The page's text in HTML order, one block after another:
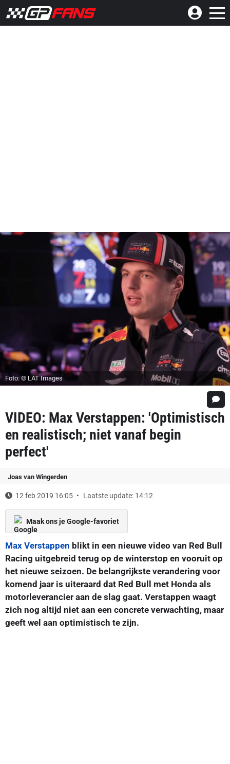
Foto: © LAT Images
VIDEO: Max Verstappen: 'Optimistisch
en realistisch; niet vanaf begin
perfect'
Joas van Wingerden
12 feb 2019 16:05 Laatste update: 14:12
Maak ons je Google-favoriet
Max Verstappen blikt in een nieuwe video van Red Bull
Racing uitgebreid terug op de winterstop en vooruit op
het nieuwe seizoen. De belangrijkste verandering voor
komend jaar is uiteraard dat Red Bull met Honda als
motorleverancier aan de slag gaat. Verstappen waagt
zich nog altijd niet aan een concrete verwachting, maar
geeft wel aan optimistisch te zijn.